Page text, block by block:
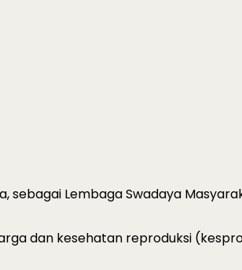
sebagai Lembaga Swadaya
dan kesehatan reproduksi